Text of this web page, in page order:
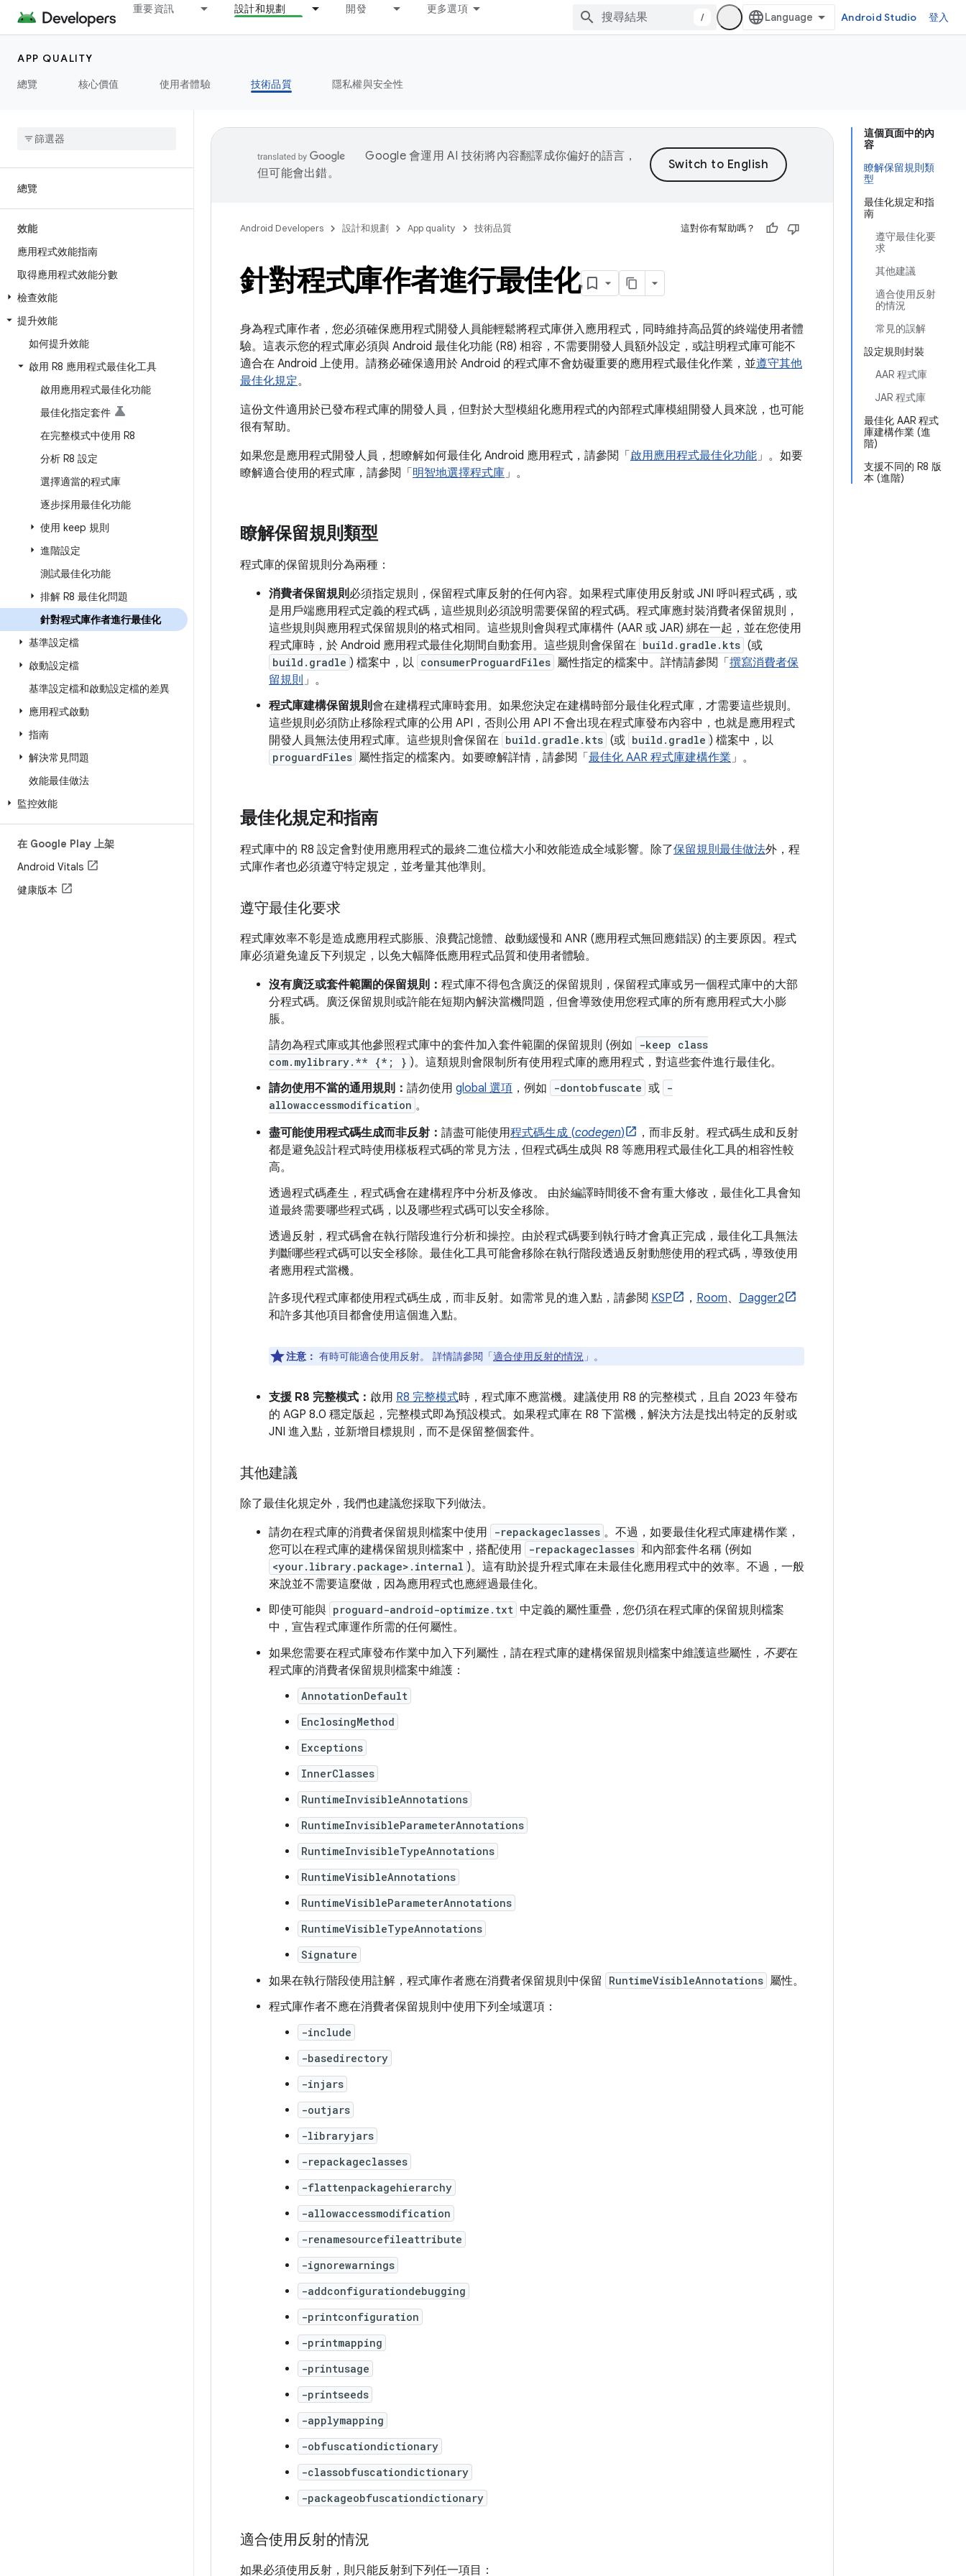
重要資訊 設計和規劃 開發 更多選項
/ Android Studio 登入
APP QUALITY
總覽
核心價值 使用者體驗 技術品質 隱私權與安全性
總覽
效能
應用程式效能指南
取得應用程式效能分數
檢查效能
提升效能
如何提升效能
啟用 R8 應用程式最佳化工具
啟用應用程式最佳化功能
最佳化指定套件
在完整模式中使用 R8
分析 R8 設定
選擇適當的程式庫
逐步採用最佳化功能
使用 keep 規則
進階設定
測試最佳化功能
排解 R8 最佳化問題
針對程式庫作者進行最佳化
基準設定檔
啟動設定檔
基準設定檔和啟動設定檔的差異
應用程式啟動
指南
解決常見問題
效能最佳做法
監控效能
在 Google Play 上架
Android Vitals
健康版本
這個頁面中的內
容
瞭解保留規則類
型
最佳化規定和指
南
遵守最佳化要
求
其他建議
適合使用反射
的情況
常見的誤解
設定規則封裝
AAR 程式庫
JAR 程式庫
最佳化 AAR 程式
庫建構作業 (進
階)
支援不同的 R8 版
本 (進階)
Google 會運用 AI 技術將內容翻譯成你偏好的語言，
但可能會出錯。
Android Developers 設計和規劃 App quality 技術品質 這對你有幫助嗎？
針對程式庫作者進行最佳化
身為程式庫作者，您必須確保應用程式開發人員能輕鬆將程式庫併入應用程式，同時維持高品質的終端使用者體
驗。這表示您的程式庫必須與 Android 最佳化功能 (R8) 相容，不需要開發人員額外設定，或註明程式庫可能不
適合在 Android 上使用。請務必確保適用於 Android 的程式庫不會妨礙重要的應用程式最佳化作業，並遵守其他
最佳化規定。
這份文件適用於已發布程式庫的開發人員，但對於大型模組化應用程式的內部程式庫模組開發人員來說，也可能
很有幫助。
如果您是應用程式開發人員，想瞭解如何最佳化 Android 應用程式，請參閱「 啟用應用程式最佳化功能」。如要
瞭解適合使用的程式庫，請參閱「 明智地選擇程式庫」。
瞭解保留規則類型
程式庫的保留規則分為兩種：
消費者保留規則必須指定規則，保留程式庫反射的任何內容。如果程式庫使用反射或 JNI 呼叫程式碼，或
是用戶端應用程式定義的程式碼，這些規則必須說明需要保留的程式碼。程式庫應封裝消費者保留規則，
這些規則與應用程式保留規則的格式相同。這些規則會與程式庫構件 (AAR 或 JAR) 綁在一起，並在您使用
程式庫時，於 Android 應用程式最佳化期間自動套用。這些規則會保留在 build.gradle.kts (或
build.gradle ) 檔案中，以 consumerProguardFiles 屬性指定的檔案中。詳情請參閱「 撰寫消費者保
留規則 」。
程式庫建構保留規則會在建構程式庫時套用。如果您決定在建構時部分最佳化程式庫，才需要這些規則。
這些規則必須防止移除程式庫的公用 API，否則公用 API 不會出現在程式庫發布內容中，也就是應用程式
開發人員無法使用程式庫。這些規則會保留在 build.gradle.kts (或 build.gradle ) 檔案中，以
proguardFiles 屬性指定的檔案內。如要瞭解詳情，請參閱「 最佳化 AAR 程式庫建構作業」。
最佳化規定和指南
程式庫中的 R8 設定會對使用應用程式的最終二進位檔大小和效能造成全域影響。除了保留規則最佳做法外，程
式庫作者也必須遵守特定規定，並考量其他準則。
遵守最佳化要求
程式庫效率不彰是造成應用程式膨脹、浪費記憶體、啟動緩慢和 ANR (應用程式無回應錯誤) 的主要原因。程式
庫必須避免違反下列規定，以免大幅降低應用程式品質和使用者體驗。
沒有廣泛或套件範圍的保留規則： 程式庫不得包含廣泛的保留規則，保留程式庫或另一個程式庫中的大部
分程式碼。廣泛保留規則或許能在短期內解決當機問題，但會導致使用您程式庫的所有應用程式大小膨
脹。
請勿為程式庫或其他參照程式庫中的套件加入套件範圍的保留規則 (例如
-keep class
com.mylibrary.** {*; } )。這類規則會限制所有使用程式庫的應用程式，對這些套件進行最佳化。
請勿使用不當的通用規則： 請勿使用 global 選項 ，例如 -dontobfuscate 或 -
allowaccessmodification 。
盡可能使用程式碼生成而非反射： 請盡可能使用程式碼生成 (codegen)
，而非反射。程式碼生成和反射
都是避免設計程式時使用樣板程式碼的常見方法，但程式碼生成與 R8 等應用程式最佳化工具的相容性較
高。
透過程式碼產生，程式碼會在建構程序中分析及修改。 由於編譯時間後不會有重大修改，最佳化工具會知
道最終需要哪些程式碼，以及哪些程式碼可以安全移除。
透過反射，程式碼會在執行階段進行分析和操控。由於程式碼要到執行時才會真正完成，最佳化工具無法
判斷哪些程式碼可以安全移除。最佳化工具可能會移除在執行階段透過反射動態使用的程式碼，導致使用
者應用程式當機。
許多現代程式庫都使用程式碼生成，而非反射。如需常見的進入點，請參閱 KSP ， Room、 Dagger2
和許多其他項目都會使用這個進入點。
注意： 有時可能適合使用反射。 詳情請參閱「適合使用反射的情況 」。
支援 R8 完整模式： 啟用 R8 完整模式時，程式庫不應當機。建議使用 R8 的完整模式，且自 2023 年發布
的 AGP 8.0 穩定版起，完整模式即為預設模式。如果程式庫在 R8 下當機，解決方法是找出特定的反射或
JNI 進入點，並新增目標規則，而不是保留整個套件。
其他建議
除了最佳化規定外，我們也建議您採取下列做法。
請勿在程式庫的消費者保留規則檔案中使用
-repackageclasses 。不過，如要最佳化程式庫建構作業，
您可以在程式庫的建構保留規則檔案中，搭配使用
-repackageclasses 和內部套件名稱 (例如
<your.library.package>.internal )。這有助於提升程式庫在未最佳化應用程式中的效率。不過，一般
來說並不需要這麼做，因為應用程式也應經過最佳化。
即使可能與 proguard-android-optimize.txt 中定義的屬性重疊，您仍須在程式庫的保留規則檔案
中，宣告程式庫運作所需的任何屬性。
如果您需要在程式庫發布作業中加入下列屬性，請在程式庫的建構保留規則檔案中維護這些屬性， 不要在
程式庫的消費者保留規則檔案中維護：
AnnotationDefault
EnclosingMethod
Exceptions
InnerClasses
RuntimeInvisibleAnnotations
RuntimeInvisibleParameterAnnotations
RuntimeInvisibleTypeAnnotations
RuntimeVisibleAnnotations
RuntimeVisibleParameterAnnotations
RuntimeVisibleTypeAnnotations
Signature
如果在執行階段使用註解，程式庫作者應在消費者保留規則中保留 RuntimeVisibleAnnotations 屬性。
程式庫作者不應在消費者保留規則中使用下列全域選項：
-include
-basedirectory
-injars
-outjars
-libraryjars
-repackageclasses
-flattenpackagehierarchy
-allowaccessmodification
-renamesourcefileattribute
-ignorewarnings
-addconfigurationdebugging
-printconfiguration
-printmapping
-printusage
-printseeds
-applymapping
-obfuscationdictionary
-classobfuscationdictionary
-packageobfuscationdictionary
適合使用反射的情況
如果必須使用反射，則只能反射到下列任一項目：